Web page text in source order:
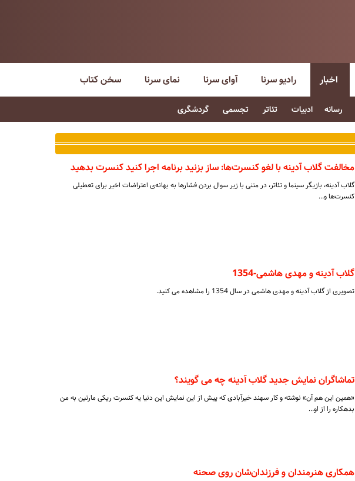
اخبار
رسانه ادبیات تئاتر تجسمی گردشگری
رادیو سرنا آوای سرنا نمای سرنا سخن کتاب
مخالفت گلاب آدینه با لغو کنسرت‌ها: ساز بزنید برنامه اجرا کنید کنسرت بدهید
گلاب آدینه، بازیگر سینما و تئاتر، در متنی با زیر سوال بردن فشارها به بهانه‌ی اعتراضات اخیر برای تعطیلی
کنسرت‌ها و…
گلاب آدینه و مهدی هاشمی-1354
تصویری از گلاب آدینه و مهدی هاشمی در سال 1354 را مشاهده می کنید.
تماشاگران نمایش جدید گلاب آدینه چه می گویند؟
«همین این هم آن» نوشته و کار سهند خیرآبادی که پیش از این نمایش این دنیا یه کنسرت ریکی مارتین به من
بدهکاره را از او…
همکاری هنرمندان و فرزندان‌شان روی صحنه